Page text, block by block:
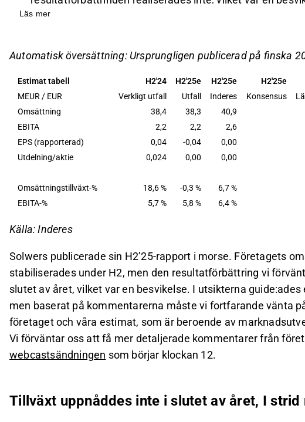
Företagets omsättning för H2'25 låg nära
EBITA-resultatet för H2'25 stannade på 2,2 MEUR,
Utsikterna för 2026 ger inte tillräckligt stöd för
företagsförvärv och ökad orderstock.
Detta innehåll är skapat av AI. Du kan lämna feedback om det på
Läs mer
Automatisk översättning: Ursprungligen publicerad på finska
Estimat tabell H2'24 H2'25e H2'25e H2'25e
MEUR / EUR
Verkligt utfall Utfall Inderes Konsensus
Omsättning
38,4 38,3 40,9
EBITA
2,2 2,2 2,6
EPS (rapporterad)
0,04 -0,04 0,00
Utdelning/aktie
0,024 0,00 0,00
Omsättningstillväxt-% 18,6 % -0,3 % 6,7 %
EBITA-%
5,7 % 5,8 % 6,4 %
Källa: Inderes
Solwers publicerade sin H2’25-rapport i morse. Företagets
stabiliserades under H2, men den resultatförbättring vi
slutet av året, vilket var en besvikelse. I utsikterna
men baserat på kommentarerna måste vi fortfarande vänta
företaget och våra estimat, som är beroende av
Vi förväntar oss att få mer detaljerade kommentarer från
webcastsändningen som börjar klockan 12.
Tillväxt uppnåddes inte i slutet av året, I